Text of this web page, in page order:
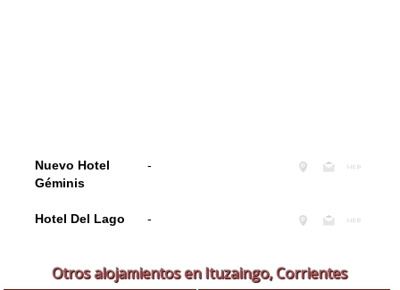
Nuevo Hotel
Géminis
-
Hotel Del Lago -
Otros alojamientos en Ituzaingo, Corrientes